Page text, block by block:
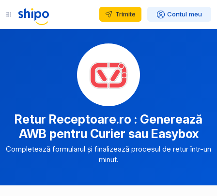
Trimite Contul meu
Retur Receptoare.ro : Generează
AWB pentru Curier sau Easybox
Completează formularul și finalizează procesul de retur într-un
minut.